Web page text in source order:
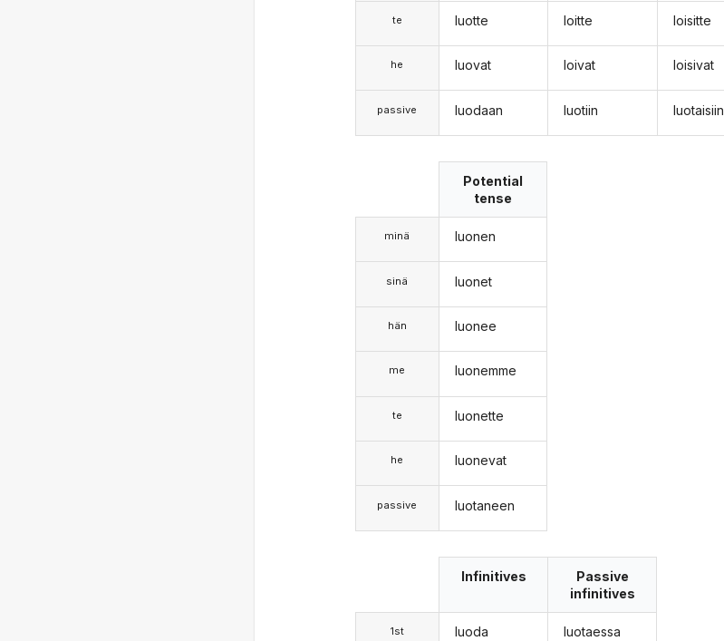
te
he
passive
luotte
luovat
luodaan
loitte
loivat
luotiin
loisitte
loisivat
luotaisiin
minä
sinä
hän
me
te
he
passive
Potential
tense
luonen
luonet
luonee
luonemme
luonette
luonevat
luotaneen
1st
Infinitives
luoda
Passive
infinitives
luotaessa